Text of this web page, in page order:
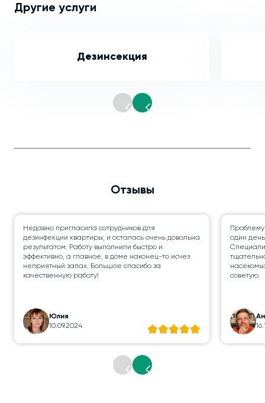
Другие услуги
Дезинсекция
Отзывы
Недавно пригласила сотрудников для
дезинфекции квартиры, и осталась очень довольна
результатом. Работу выполнили быстро и
эффективно, а главное, в доме наконец-то исчез
неприятный запах. Большое спасибо за
качественную работу!
Юлия
10.09.2024
один
советую.